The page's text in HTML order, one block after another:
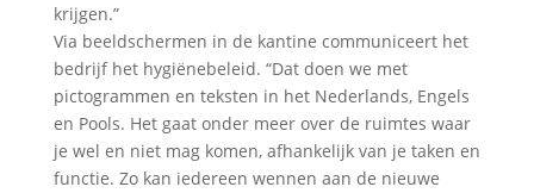
krijgen.”
Via beeldschermen in de kantine communiceert het
bedrijf het hygiënebeleid. “Dat doen we met
pictogrammen en teksten in het Nederlands, Engels
en Pools. Het gaat onder meer over de ruimtes waar
je wel en niet mag komen, afhankelijk van je taken en
functie. Zo kan iedereen wennen aan de nieuwe